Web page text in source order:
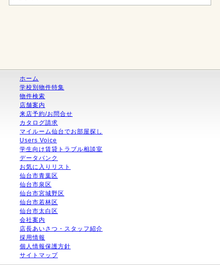
ホーム
学校別物件特集
物件検索
店舗案内
来店予約/お問合せ
カタログ請求
マイルーム仙台でお部屋探し
Users Voice
学生向け賃貸トラブル相談室
データバンク
お気に入りリスト
仙台市青葉区
仙台市泉区
仙台市宮城野区
仙台市若林区
仙台市太白区
会社案内
店長あいさつ・スタッフ紹介
採用情報
個人情報保護方針
サイトマップ